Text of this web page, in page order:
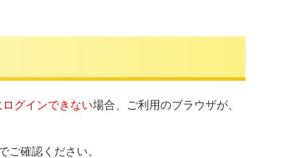
ログインできない場合、ご利用のブラウザが、
確認ください。